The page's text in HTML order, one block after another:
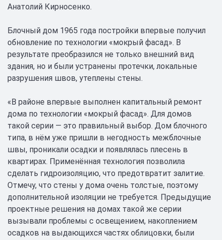
Анатолий Кирносенко.
Блочный дом 1965 года постройки впервые получил
обновление по технологии «мокрый фасад». В
результате преобразился не только внешний вид
здания, но и были устранены протечки, локальные
разрушения швов, утеплены стены.
«В районе впервые выполнен капитальный ремонт
дома по технологии «мокрый фасад». Для домов
такой серии — это правильный выбор. Дом блочного
типа, в нём уже пришли в негодность межблочные
швы, проникали осадки и появлялась плесень в
квартирах. Применённая технология позволила
сделать гидроизоляцию, что предотвратит залитие.
Отмечу, что стены у дома очень толстые, поэтому
дополнительной изоляции не требуется. Предыдущие
проектные решения на домах такой же серии
вызывали проблемы с освещением, накоплением
осадков на выдающихся частях облицовки, были